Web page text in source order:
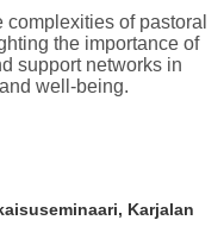
of pastoral
the importance of
support networks in
well-being.
Karjalan